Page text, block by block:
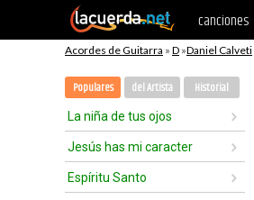
canciones
Acordes de Guitarra » D »Daniel Calveti
Populares del Artista Historial
La niña de tus ojos
Jesús has mi caracter
Espíritu Santo